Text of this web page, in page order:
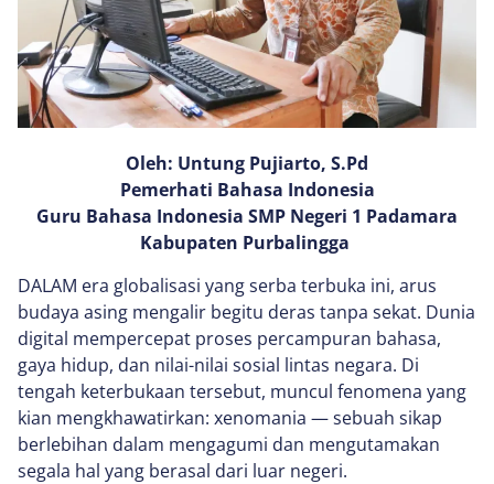
Oleh: Untung Pujiarto, S.Pd
Pemerhati Bahasa Indonesia
Guru Bahasa Indonesia SMP Negeri 1 Padamara
Kabupaten Purbalingga
DALAM era globalisasi yang serba terbuka ini, arus
budaya asing mengalir begitu deras tanpa sekat. Dunia
digital mempercepat proses percampuran bahasa,
gaya hidup, dan nilai-nilai sosial lintas negara. Di
tengah keterbukaan tersebut, muncul fenomena yang
kian mengkhawatirkan: xenomania — sebuah sikap
berlebihan dalam mengagumi dan mengutamakan
segala hal yang berasal dari luar negeri.